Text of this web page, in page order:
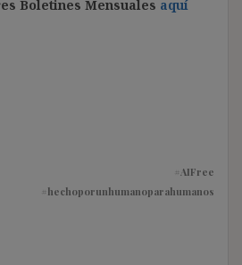
Boletines Mensuales aquí
#AIFree
#hechoporunhumanoparahumanos